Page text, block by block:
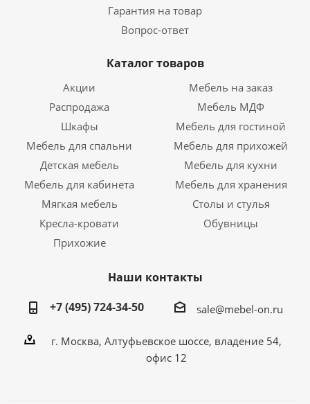
Гарантия на товар
Вопрос-ответ
Каталог товаров
Акции
Мебель на заказ
Распродажа
Мебель МДФ
Шкафы
Мебель для гостиной
Мебель для спальни
Мебель для прихожей
Детская мебель
Мебель для кухни
Мебель для кабинета
Мебель для хранения
Мягкая мебель
Столы и стулья
Кресла-кровати
Обувницы
Прихожие
Наши контакты
+7 (495) 724-34-50
sale@mebel-on.ru
г. Москва, Алтуфьевское шоссе, владение 54,
офис 12